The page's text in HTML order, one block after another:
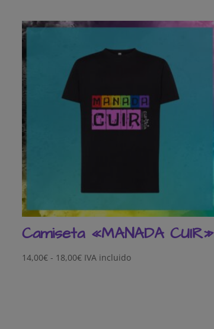
Camiseta «MANADA CUIR»
14,00€ - 18,00€Rango
IVA incluido